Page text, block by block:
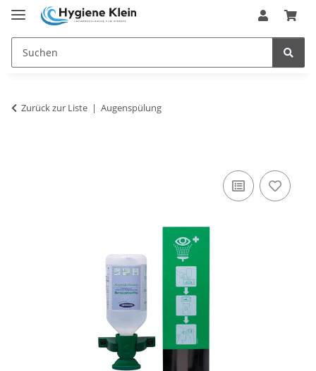
Zurück zur Liste Augenspülung